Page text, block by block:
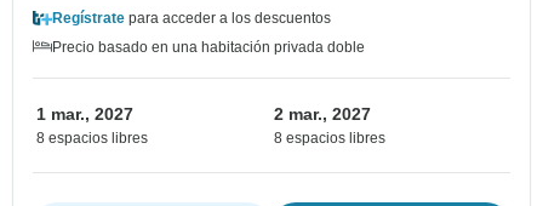
Regístrate para acceder a los descuentos
Precio basado en una habitación privada doble
1 mar., 2027
8 espacios libres
2 mar., 2027
8 espacios libres